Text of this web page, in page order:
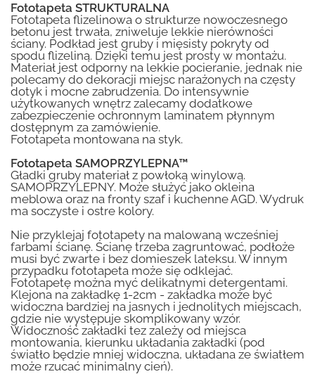
Fototapeta STRUKTURALNA
Fototapeta flizelinowa o strukturze nowoczesnego
betonu jest trwała, zniweluje lekkie nierówności
ściany. Podkład jest gruby i mięsisty pokryty od
spodu flizeliną. Dzięki temu jest prosty w montażu.
Materiał jest odporny na lekkie pocieranie, jednak nie
polecamy do dekoracji miejsc narażonych na częsty
dotyk i mocne zabrudzenia. Do intensywnie
użytkowanych wnętrz zalecamy dodatkowe
zabezpieczenie ochronnym laminatem płynnym
dostępnym za zamówienie.
Fototapeta montowana na styk.
Fototapeta SAMOPRZYLEPNA™
Gładki gruby materiał z powłoką winylową.
SAMOPRZYLEPNY. Może służyć jako okleina
meblowa oraz na fronty szaf i kuchenne AGD. Wydruk
ma soczyste i ostre kolory.
Nie przyklejaj fototapety na malowaną wcześniej
farbami ścianę. Ścianę trzeba zagruntować, podłoże
musi być zwarte i bez domieszek lateksu. W innym
przypadku fototapeta może się odklejać.
Fototapetę można myć delikatnymi detergentami.
Klejona na zakładkę 1-2cm - zakładka może być
widoczna bardziej na jasnych i jednolitych miejscach,
gdzie nie występuje skomplikowany wzór.
Widoczność zakładki tez zależy od miejsca
montowania, kierunku układania zakładki (pod
światło będzie mniej widoczna, układana ze światłem
może rzucać minimalny cień).